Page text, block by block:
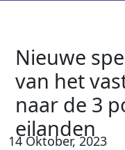
Nieuwe
van het
naar de 3
eilanden
14 Oktober, 2023